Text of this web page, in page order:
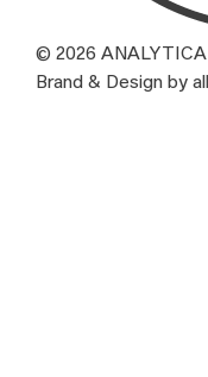
© 2026
Brand & Design by